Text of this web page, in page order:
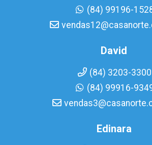
(84) 99196-
David
(84) 3203-3300
(84) 99916-
Edinara